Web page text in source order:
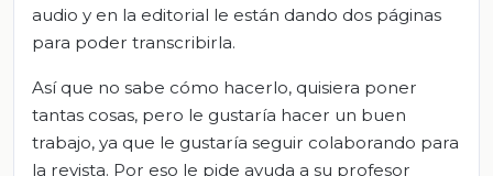
audio y en la editorial le están dando dos páginas
para poder transcribirla.
Así que no sabe cómo hacerlo, quisiera poner
tantas cosas, pero le gustaría hacer un buen
trabajo, ya que le gustaría seguir colaborando para
la revista. Por eso le pide ayuda a su profesor